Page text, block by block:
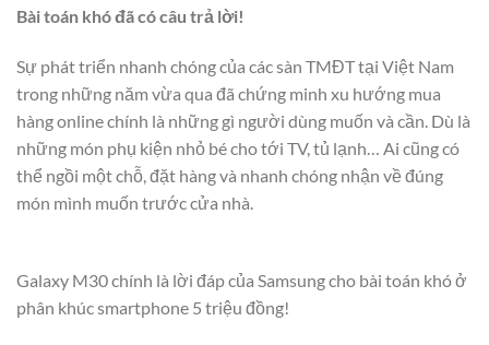
Bài toán khó đã có câu trả lời!
Sự phát triển nhanh chóng của các sàn TMĐT tại Việt Nam
trong những năm vừa qua đã chứng minh xu hướng mua
hàng online chính là những gì người dùng muốn và cần. Dù là
những món phụ kiện nhỏ bé cho tới TV, tủ lạnh… Ai cũng có
thể ngồi một chỗ, đặt hàng và nhanh chóng nhận về đúng
món mình muốn trước cửa nhà.
Galaxy M30 chính là lời đáp của Samsung cho bài toán khó ở
phân khúc smartphone 5 triệu đồng!